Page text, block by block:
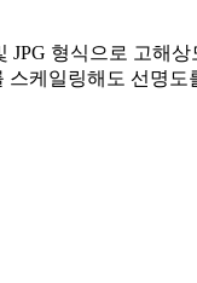
형식으로 고해
스케일링해도 선명도